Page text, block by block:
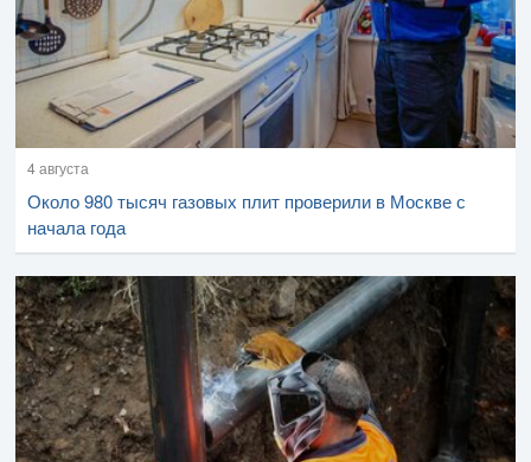
4 августа
Около 980 тысяч газовых плит проверили в Москве с
начала года